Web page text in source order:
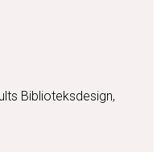
Biblioteksdesign,